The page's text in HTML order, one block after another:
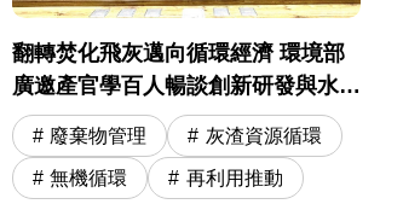
翻轉焚化飛灰邁向循環經濟 環境部
廣邀產官學百人暢談創新研發與水洗
運營精進
廢棄物管理 灰渣資源循環
無機循環 再利用推動